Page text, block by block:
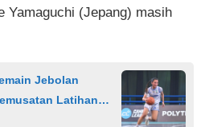
Yamaguchi (Jepang) masih
Jebolan
Latihan
Games 2026